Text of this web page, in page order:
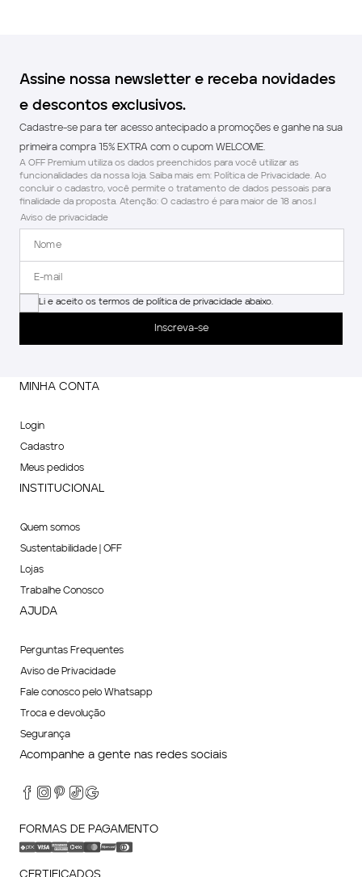
Assine nossa newsletter e receba novidades
e descontos exclusivos.
Cadastre-se para ter acesso antecipado a promoções e ganhe na sua
primeira compra 15% EXTRA com o cupom WELCOME.
A OFF Premium utiliza os dados preenchidos para você utilizar as
funcionalidades da nossa loja. Saiba mais em: Política de Privacidade. Ao
concluir o cadastro, você permite o tratamento de dados pessoais para
finalidade da proposta. Atenção: O cadastro é para maior de 18 anos.l
Aviso de privacidade
Li e aceito os termos de política de privacidade abaixo.
Inscreva-se
MINHA CONTA
Login
Cadastro
Meus pedidos
INSTITUCIONAL
Quem somos
Sustentabilidade | OFF
Lojas
Trabalhe Conosco
AJUDA
Perguntas Frequentes
Aviso de Privacidade
Fale conosco pelo Whatsapp
Troca e devolução
Segurança
Acompanhe a gente nas redes sociais
FORMAS DE PAGAMENTO
CERTIFICADOS